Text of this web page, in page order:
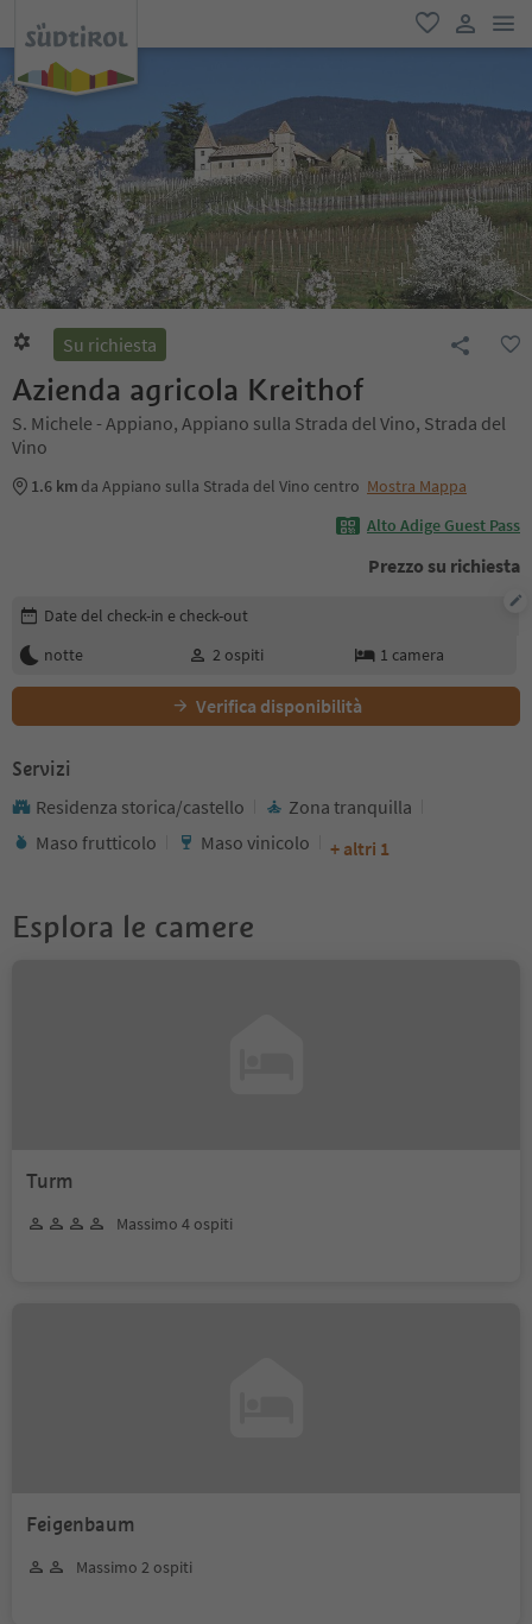
favoriti
user link
Su richiesta
Azienda agricola Kreithof
S. Michele - Appiano, Appiano sulla Strada del Vino, Strada del
Vino
1.6 km da Appiano sulla Strada del Vino centro Mostra Mappa
Alto Adige Guest Pass
Prezzo su richiesta
Modifica i dettagli della prenotazione
Date del check-in e check-out
notte
2 ospiti 1 camera
Verifica disponibilità
Servizi
Residenza storica/castello
Zona tranquilla
Maso frutticolo
Maso vinicolo + altri 1
Esplora le camere
Turm
Massimo 4 ospiti
Feigenbaum
Massimo 2 ospiti